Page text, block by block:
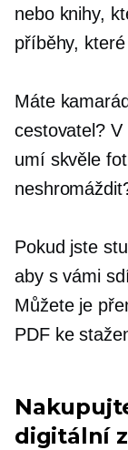
nebo knihy,
příběhy,
Máte
cestovatel?
umí skvěle
Pokud jste
aby s vámi
Můžete je
PDF ke
digitální